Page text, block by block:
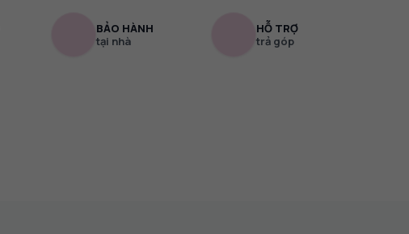
BẢO HÀNH
tại nhà
HỖ TRỢ
trả góp